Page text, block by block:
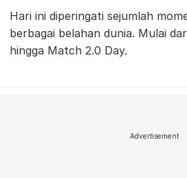
Hari ini diperingati sejumlah
berbagai belahan dunia. Mulai
hingga Match 2.0 Day.
Advertisement